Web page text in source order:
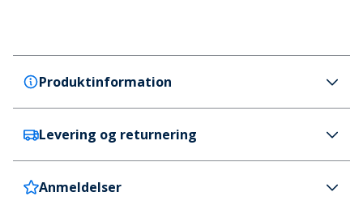
Produktinformation
JACK & JONES
JACK & JONES Drenge Andrew Fem Pak T shirts
Sort
Farve
Levering og returnering
Danmark
59 kr. (700 kr.+ GRATIS)
Anmeldelser